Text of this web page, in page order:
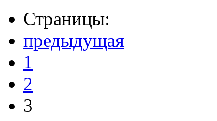
Страницы:
предыдущая
1
2
3